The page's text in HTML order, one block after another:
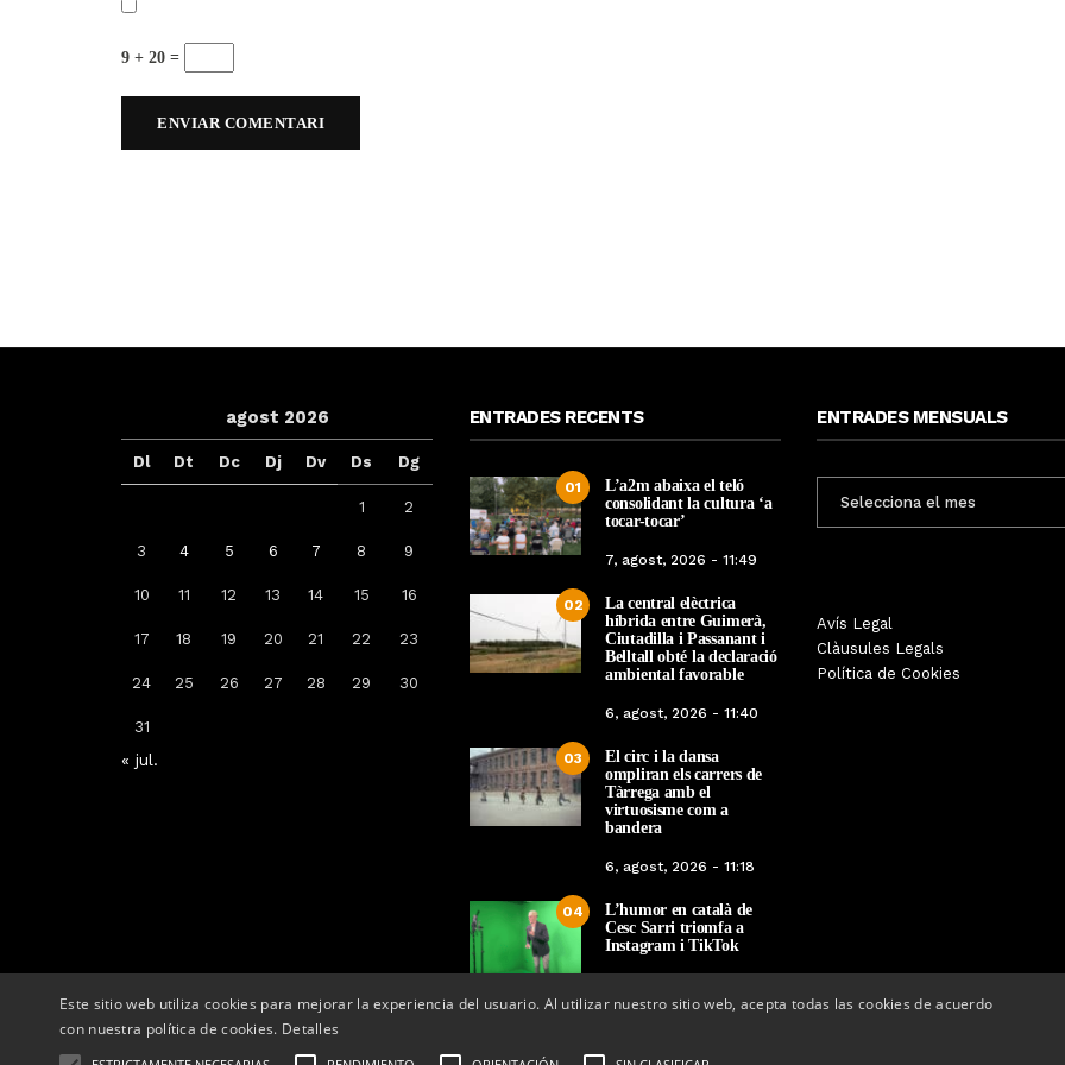
9 + 20 =
agost 2026
Dl Dt Dc Dj Dv Ds Dg
1 2
3 4 5 6 7 8 9
10 11 12 13 14 15 16
17 18 19 20 21 22 23
24 25 26 27 28 29 30
31
« jul.
ENTRADES RECENTS
01
L’a2m abaixa el teló
consolidant la cultura ‘a
tocar-tocar’
7, agost, 2026 - 11:49
02
La central elèctrica
híbrida entre Guimerà,
Ciutadilla i Passanant i
Belltall obté la declaració
ambiental favorable
6, agost, 2026 - 11:40
03
El circ i la dansa
ompliran els carrers de
Tàrrega amb el
virtuosisme com a
bandera
6, agost, 2026 - 11:18
04
L’humor en català de
Cesc Sarri triomfa a
Instagram i TikTok
ENTRADES MENSUALS
MENSUALS
Avís Legal
Clàusules Legals
Política de Cookies
Arrenca la campanya de
vacunació: a qui li toca la de la
grip, COVID-19 o totes dues
14, octubre, 2025 - 08:04
Tàrrega farà bategar la història
amb l’estrena de “Lo Pedrafoc”,
la nova bèstia festiva de
12, maig, 2026 - 09:29
Tàrrega edita un
història dels gegants
en el marc de la
Este sitio web utiliza cookies para mejorar la experiencia del usuario. Al utilizar nuestro sitio web, acepta todas las cookies de acuerdo
con nuestra política de cookies. Detalles